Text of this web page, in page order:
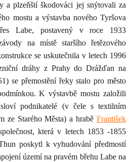
a plzeňští škodováci jej snýtovali za
mostu a výstavba nového Tyršova
Labe, postavený v roce 1933
na místě staršího řetězového
se uskutečnila v letech 1996
dráhy z Prahy do Drážďan na
se přemostění řeky stalo pro město
K výstavbě mostu založili
podnikatelé (v čele s textilním
ze Starého Města) a hrabě František
která v letech 1853 -1855
poskytl k vyhudování předmostí
území na pravém břehu Labe na